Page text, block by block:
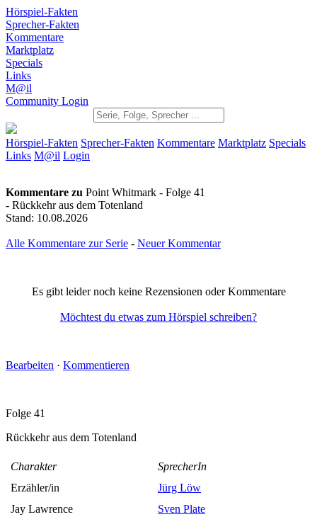
Hörspiel-Fakten
Sprecher-Fakten
Kommentare
Marktplatz
Specials
Links
M@il
Community Login
Hörspiel-Fakten Sprecher-Fakten Kommentare Marktplatz Specials
Links M@il Login
Kommentare zu Point Whitmark - Folge 41
- Rückkehr aus dem Totenland
Stand: 10.08.2026
Alle Kommentare zur Serie - Neuer Kommentar
Es gibt leider noch keine Rezensionen oder Kommentare
Möchtest du etwas zum Hörspiel schreiben?
Bearbeiten · Kommentieren
Folge 41
Rückkehr aus dem Totenland
Charakter
SprecherIn
Erzähler/in
Jürg Löw
Jay Lawrence
Sven Plate